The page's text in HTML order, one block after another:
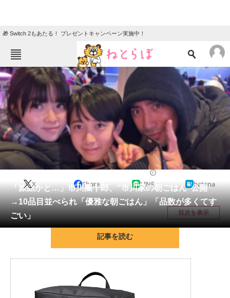
🎁 Switch 2もあたる！ プレゼントキャンペーン実施中！
ねとらぼメニュー
TOP ニュース
エンタメ クイズ
グルメ 地域
住まい 教育・育児
動物 リサーチ
会員記事
メディア
注目記事を集めた総合ページ
スマホと通信の最新トレンド
進化するPCとデバイスの未来
「旅館かと…」市川團十郎、“市川家の朝ごはん”公開
→10品目並べられ「優雅な朝ごはん」「品数が多くてす
ごい」
X Share LINE hatena
目次を表示
記事を読む